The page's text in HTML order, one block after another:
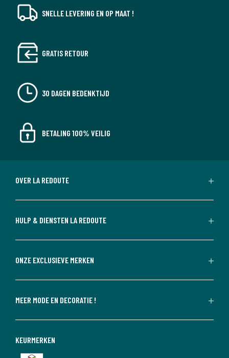
SNELLE LEVERING EN OP MAAT !
GRATIS RETOUR
30 DAGEN BEDENKTIJD
BETALING 100% VEILIG
OVER LA REDOUTE
HULP & DIENSTEN LA REDOUTE
ONZE EXCLUSIEVE MERKEN
MEER MODE EN DECORATIE !
KEURMERKEN